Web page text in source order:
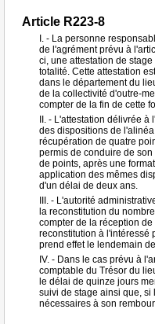
Article R223-8
I. - La personne
de l'agrément prévu à
ci, une attestation de
totalité. Cette attestation
dans le département du
de la collectivité d'outre-
compter de la fin de cette
II. - L'attestation délivrée
des dispositions de
récupération de quatre
permis de conduire de
de points, après une
application des mêmes
d'un délai de deux ans.
III. - L'autorité
la reconstitution du
compter de la réception
reconstitution à l'intéressé
prend effet le lendemain
IV. - Dans le cas prévu à
comptable du Trésor du
le délai de quinze jours
suivi de stage ainsi que,
nécessaires à son